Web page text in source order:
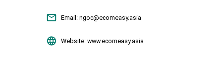
Email: ngoc@ecomeasy.asia
Website:www.ecomeasy.asia